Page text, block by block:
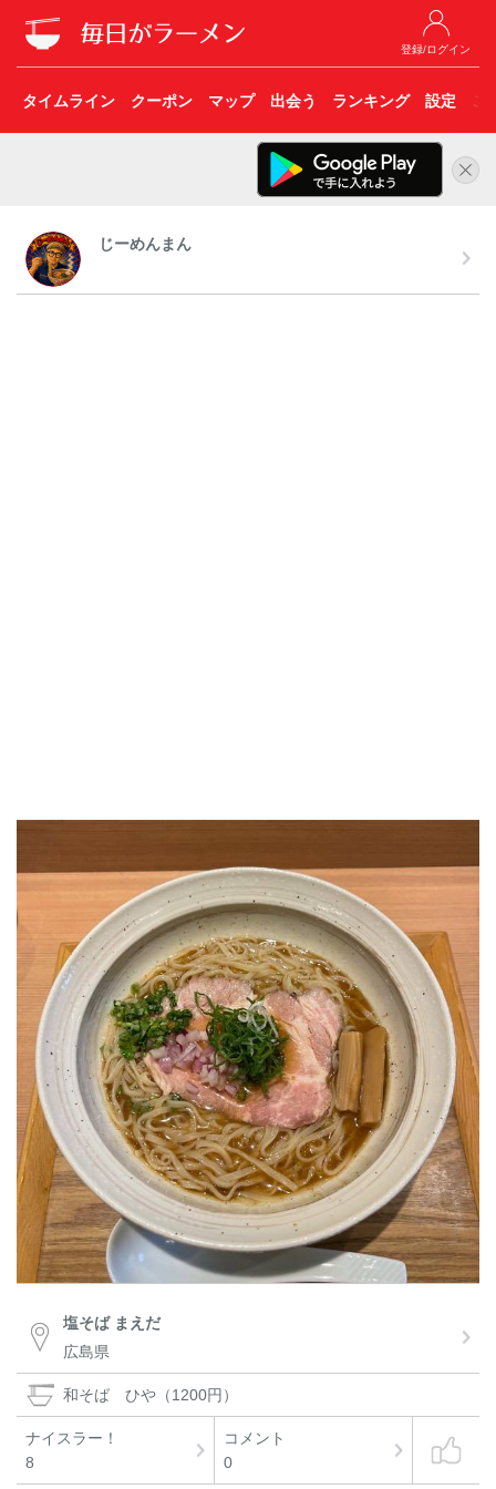
登録/ログイン
タイムライン クーポン マップ 出会う ランキング 設定 こ
じーめんまん
塩そば まえだ
広島県
和そば ひや（1200円）
ナイスラー！
8
コメント
0